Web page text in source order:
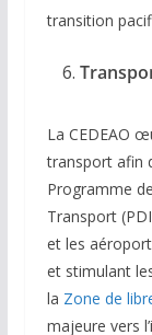
transition
La CEDEAO
transport afin
Programme
Transport
et les
et stimulant
la Zone de
majeure vers